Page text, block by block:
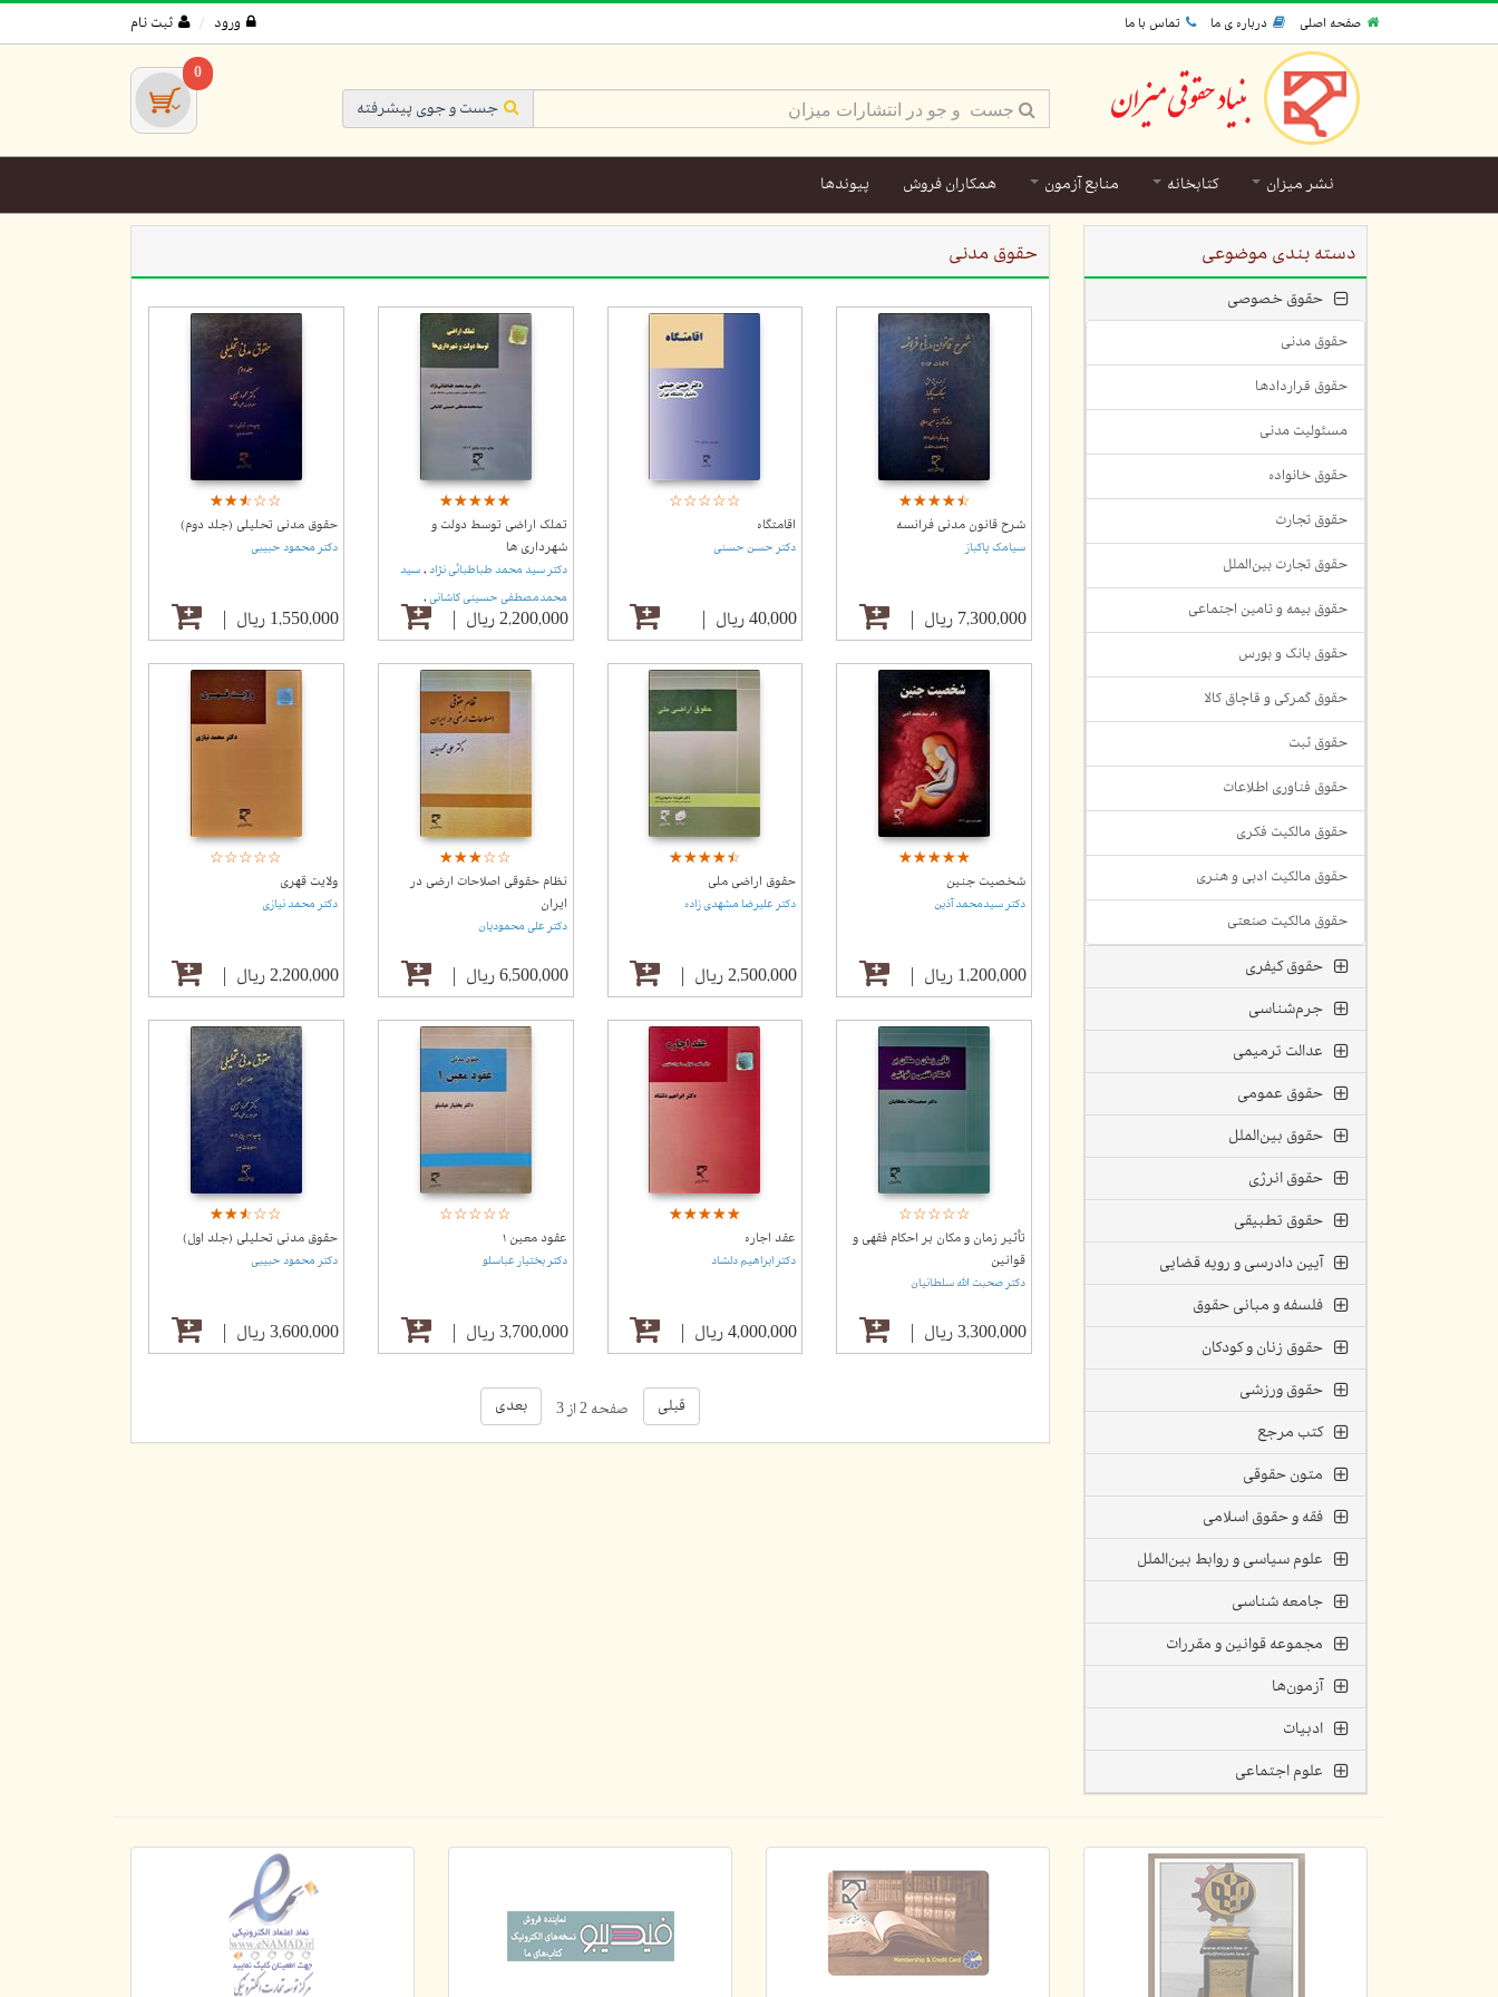
صفحه اصلی درباره ی ما تماس با ما ورود ثبت نام
جست و جوی پیشرفته
0
نشر میزان کتابخانه منابع آزمون همکاران فروش پیوندها
دسته بندی موضوعی
حقوق خصوصی
حقوق مدنی
حقوق قراردادها
مسئولیت مدنی
حقوق خانواده
حقوق تجارت
حقوق تجارت بین‌الملل
حقوق بیمه و تامین اجتماعی
حقوق بانک و بورس
حقوق گمرکی و قاچاق کالا
حقوق ثبت
حقوق فناوری اطلاعات
حقوق مالکیت فکری
حقوق مالکیت ادبی و هنری
حقوق مالکیت صنعتی
حقوق کیفری
جرم‌شناسی
عدالت ترمیمی
حقوق عمومی
حقوق بین‌الملل
حقوق انرژی
حقوق تطبیقی
آیین دادرسی و رویه قضایی
فلسفه و مبانی حقوق
حقوق زنان و کودکان
حقوق ورزشی
کتب مرجع
متون حقوقی
فقه و حقوق اسلامی
علوم سیاسی و روابط بین‌الملل
جامعه شناسی
مجموعه قوانین و مقررات
آزمون‌ها
ادبیات
علوم اجتماعی
حقوق مدنی
☆☆☆☆☆
★★★★★
شرح قانون مدنی فرانسه
سیامک پاکباز
7,300,000 ریال
☆☆☆☆☆
★★★★★
اقامتگاه
دکتر حسن حسنی
40,000 ریال
☆☆☆☆☆
★★★★★
تملک اراضی توسط دولت و
شهرداری ها
دکتر سید محمد طباطبائی نژاد , سید
محمدمصطفی حسینی کاشانی ,
2,200,000 ریال
☆☆☆☆☆
★★★★★
حقوق مدنی تحلیلی (جلد دوم)
دکتر محمود حبیبی
1,550,000 ریال
☆☆☆☆☆
★★★★★
شخصیت جنین
دکتر سیدمحمد آذین
1,200,000 ریال
☆☆☆☆☆
★★★★★
حقوق اراضی ملی
دکتر علیرضا مشهدی زاده
2,500,000 ریال
☆☆☆☆☆
★★★★★
نظام حقوقی اصلاحات ارضی در
ایران
دکتر علی محمودیان
6,500,000 ریال
☆☆☆☆☆
★★★★★
ولایت قهری
دکتر محمد نیازی
2,200,000 ریال
☆☆☆☆☆
★★★★★
تأثیر زمان و مکان بر احکام فقهی و
قوانین
دکتر صحبت الله سلطانیان
3,300,000 ریال
☆☆☆☆☆
★★★★★
عقد اجاره
دکتر ابراهیم دلشاد
4,000,000 ریال
☆☆☆☆☆
★★★★★
عقود معین ۱
دکتر بختیار عباسلو
3,700,000 ریال
☆☆☆☆☆
★★★★★
حقوق مدنی تحلیلی (جلد اول)
دکتر محمود حبیبی
3,600,000 ریال
قبلی صفحه 2 از 3 بعدی